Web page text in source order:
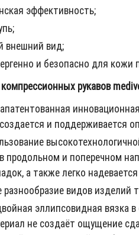
эффективность;
внешний вид;
и безопасно для
рукавов
и
продольном и поперечном
а также легко
видов изделий
эллипсовидная вязка
не создаёт ощущение